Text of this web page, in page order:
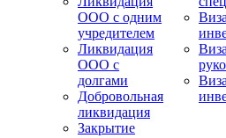
ООО с одним
учредителем
Ликвидация
ООО с
долгами
Добровольная
ликвидация
Закрытие